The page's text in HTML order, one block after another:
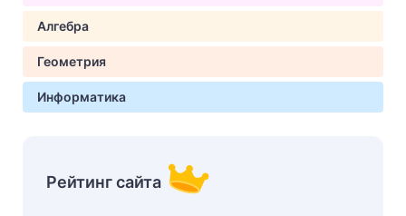
Алгебра
Геометрия
Информатика
Рейтинг сайта